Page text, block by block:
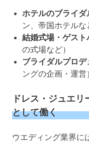
ホテルのブライダ
ン、帝国ホテルな
結婚式場・ゲスト
の式場など）
ブライダルプロデ
ングの企画・運営
ドレス・ジュエ
として働く
ウエディング業界に